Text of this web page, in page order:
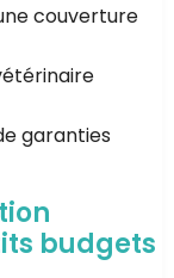
couverture
garanties
budgets